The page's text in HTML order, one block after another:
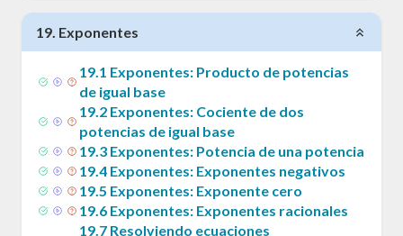
19. Exponentes
19.1 Exponentes: Producto de potencias
de igual base
19.2 Exponentes: Cociente de dos
potencias de igual base
19.3 Exponentes: Potencia de una potencia
19.4 Exponentes: Exponentes negativos
19.5 Exponentes: Exponente cero
19.6 Exponentes: Exponentes racionales
19.7 Resolviendo ecuaciones